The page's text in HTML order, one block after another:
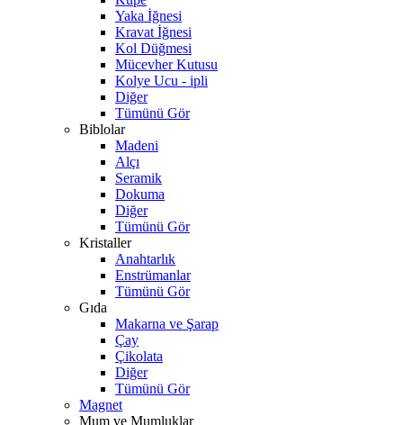
Yaka İğnesi
Kravat İğnesi
Kol Düğmesi
Mücevher Kutusu
Kolye Ucu - ipli
Diğer
Tümünü Gör
Biblolar
Madeni
Alçı
Seramik
Dokuma
Diğer
Tümünü Gör
Kristaller
Anahtarlık
Enstrümanlar
Tümünü Gör
Gıda
Makarna ve Şarap
Çay
Çikolata
Diğer
Tümünü Gör
Magnet
Mum ve Mumluklar